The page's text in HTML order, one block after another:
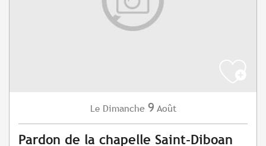
Le Dimanche 9 Août
Pardon de la chapelle Saint-Diboan